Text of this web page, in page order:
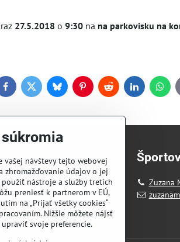
27.5.2018 o 9:30na na parkovisku na
FacebookTwitterBlueskyPinterestRedditLinkedIn
dolina
Zuzana
vašej návštevy tejto webovej
zhromažďovanie údajov o jej
nástroje a služby tretích
preniesť k partnerom v EÚ,
na „Prijať všetky cookies“
Nižšie môžete nájsť
svoje preferencie.